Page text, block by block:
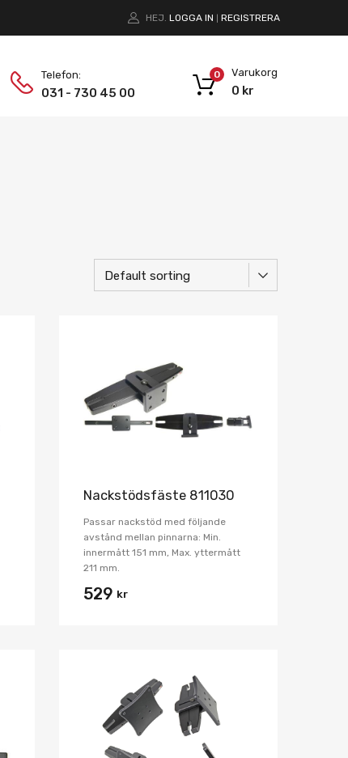
HEJ. LOGGA IN REGISTRERA
Telefon:
031 - 730 45 00
Varukorg
0 kr
0
Nackstödsfäste 811030
Passar nackstöd med följande
avstånd mellan pinnarna: Min.
innermått 151 mm, Max. yttermått
211 mm.
529 kr